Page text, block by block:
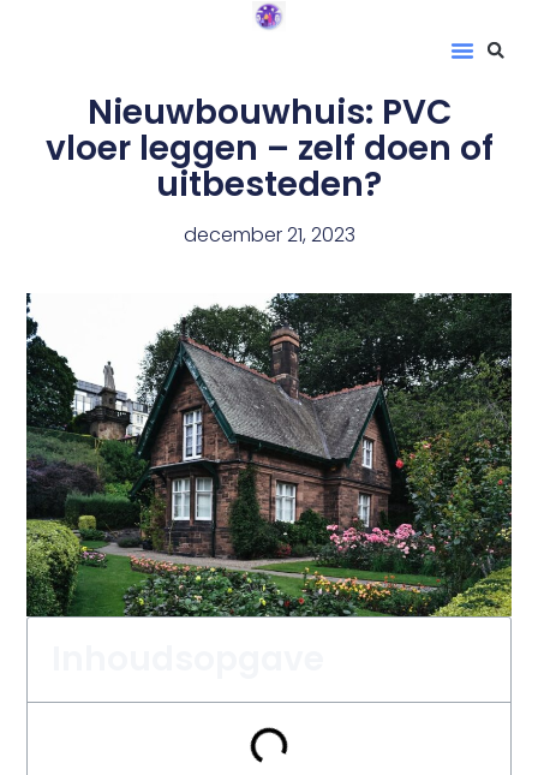
Nieuwbouwhuis: PVC
vloer leggen – zelf doen of
uitbesteden?
december 21, 2023